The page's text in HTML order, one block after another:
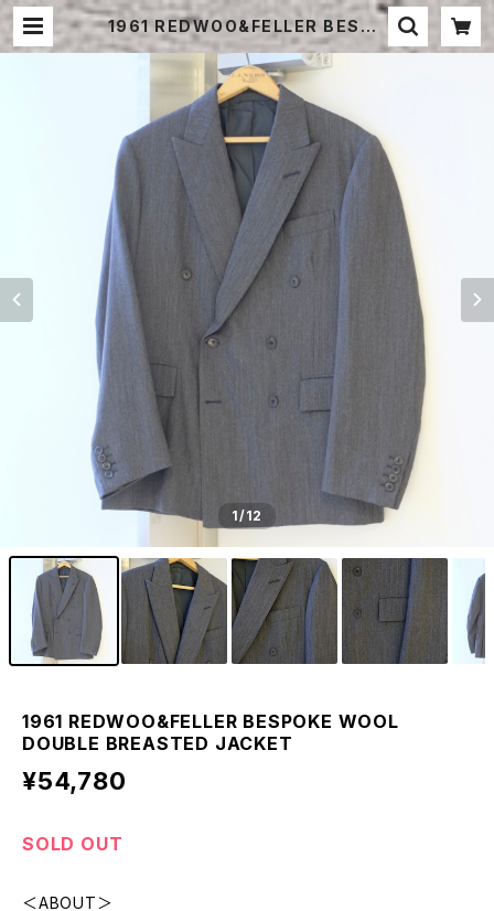
1961 REDWOO&FELLER BESPO
KE WOOL DOUBLE BREASTED
JACKET | STRAYSHEEP ONLIN
E
1/12
1961 REDWOO&FELLER BESPOKE WOOL
DOUBLE BREASTED JACKET
¥54,780
SOLD OUT
＜ABOUT＞